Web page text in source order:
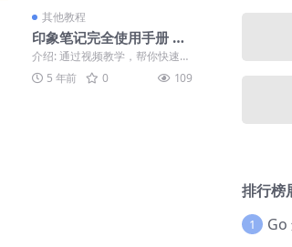
其他教程
印象笔记完全使用手册 让
信息有序沉淀
介绍: 通过视频教学，帮你快速上
手印象笔记，打透操作的各个隐
秘环节，高效记录有价...
5 年前 0 109
排行榜
1 Go